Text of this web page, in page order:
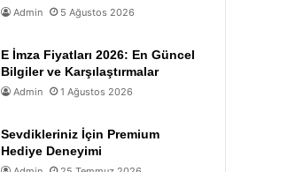
Admin 5 Ağustos 2026
E İmza Fiyatları 2026: En Güncel
Bilgiler ve Karşılaştırmalar
Admin 1 Ağustos 2026
Sevdikleriniz İçin Premium
Hediye Deneyimi